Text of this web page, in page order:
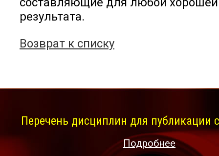
результата.
Возврат к списку
Перечень дисциплин для публикации
Подробнее